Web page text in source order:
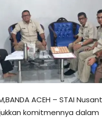
ACEH – STAI
komitmennya dalam